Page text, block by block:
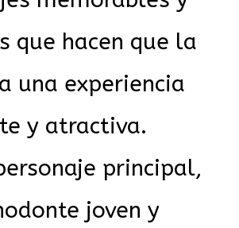
que hacen que la
una experiencia
y atractiva.
principal,
joven y